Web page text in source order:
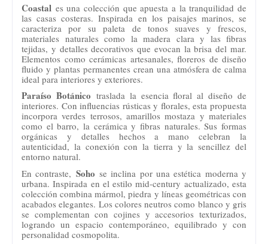
Coastal es una colección que apuesta a la tranquilidad de
las casas costeras. Inspirada en los paisajes marinos, se
caracteriza por su paleta de tonos suaves y frescos,
materiales naturales como la madera clara y las fibras
tejidas, y detalles decorativos que evocan la brisa del mar.
Elementos como cerámicas artesanales, floreros de diseño
fluido y plantas permanentes crean una atmósfera de calma
ideal para interiores y exteriores.
Paraíso Botánico traslada la esencia floral al diseño de
interiores. Con influencias rústicas y florales, esta propuesta
incorpora verdes terrosos, amarillos mostaza y materiales
como el barro, la cerámica y fibras naturales. Sus formas
orgánicas y detalles hechos a mano celebran la
autenticidad, la conexión con la tierra y la sencillez del
entorno natural.
En contraste, Soho se inclina por una estética moderna y
urbana. Inspirada en el estilo mid-century actualizado, esta
colección combina mármol, piedra y líneas geométricas con
acabados elegantes. Los colores neutros como blanco y gris
se complementan con cojines y accesorios texturizados,
logrando un espacio contemporáneo, equilibrado y con
personalidad cosmopolita.